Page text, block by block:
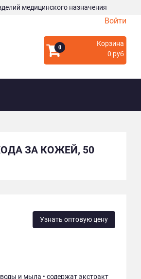
медицинского назначения
Войти
0
Корзина
0 руб
ЗА КОЖЕЙ, 50
Узнать оптовую цену
и мыла • содержат экстракт